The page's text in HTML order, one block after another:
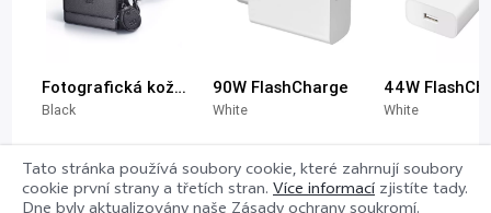
Fotografická kožená brašna
Black
2 499,00Kč
90W FlashCharge
White
599,00Kč
44W
White
439,00Kč
Tato stránka používá soubory cookie, které zahrnují soubory
cookie první strany a třetích stran. Více informací zjistíte tady.